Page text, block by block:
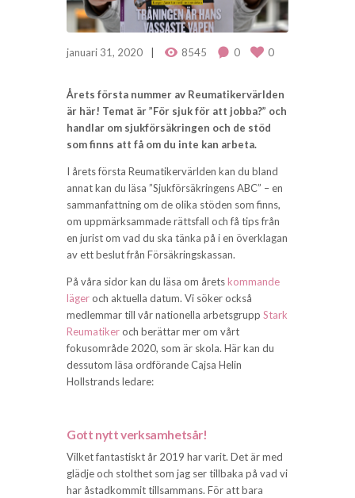
januari 31, 2020 8545 0 0
Årets första nummer av Reumatikervärlden
är här! Temat är ”För sjuk för att jobba?” och
handlar om sjukförsäkringen och de stöd
som finns att få om du inte kan arbeta.
I årets första Reumatikervärlden kan du bland
annat kan du läsa ”Sjukförsäkringens ABC” – en
sammanfattning om de olika stöden som finns,
om uppmärksammade rättsfall och få tips från
en jurist om vad du ska tänka på i en överklagan
av ett beslut från Försäkringskassan.
På våra sidor kan du läsa om åretskommande
lägeroch aktuella datum. Vi söker också
medlemmar till vår nationella arbetsgrupp Stark
Reumatikeroch berättar mer om vårt
fokusområde 2020, som är skola. Här kan du
dessutom läsa ordförande Cajsa Helin
Hollstrands ledare:
Gott nytt verksamhetsår!
Vilket fantastiskt år 2019 har varit. Det är med
glädje och stolthet som jag ser tillbaka på vad vi
har åstadkommit tillsammans. För att bara